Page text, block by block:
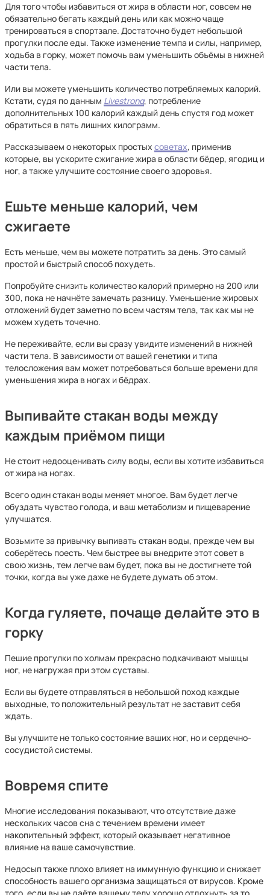
Для того чтобы избавиться от жира в области ног, совсем не
обязательно бегать каждый день или как можно чаще
тренироваться в спортзале. Достаточно будет небольшой
прогулки после еды. Также изменение темпа и силы, например,
ходьба в горку, может помочь вам уменьшить объёмы в нижней
части тела.
Или вы можете уменьшить количество потребляемых калорий.
Кстати, судя по данным Livestrong, потребление
дополнительных 100 калорий каждый день спустя год может
обратиться в пять лишних килограмм.
Рассказываем о некоторых простых советах, применив
которые, вы ускорите сжигание жира в области бёдер, ягодиц и
ног, а также улучшите состояние своего здоровья.
Ешьте меньше калорий, чем
сжигаете
Есть меньше, чем вы можете потратить за день. Это самый
простой и быстрый способ похудеть.
Попробуйте снизить количество калорий примерно на 200 или
300, пока не начнёте замечать разницу. Уменьшение жировых
отложений будет заметно по всем частям тела, так как мы не
можем худеть точечно.
Не переживайте, если вы сразу увидите изменений в нижней
части тела. В зависимости от вашей генетики и типа
телосложения вам может потребоваться больше времени для
уменьшения жира в ногах и бёдрах.
Выпивайте стакан воды между
каждым приёмом пищи
Не стоит недооценивать силу воды, если вы хотите избавиться
от жира на ногах.
Всего один стакан воды меняет многое. Вам будет легче
обуздать чувство голода, и ваш метаболизм и пищеварение
улучшатся.
Возьмите за привычку выпивать стакан воды, прежде чем вы
соберётесь поесть. Чем быстрее вы внедрите этот совет в
свою жизнь, тем легче вам будет, пока вы не достигнете той
точки, когда вы уже даже не будете думать об этом.
Когда гуляете, почаще делайте это в
горку
Пешие прогулки по холмам прекрасно подкачивают мышцы
ног, не нагружая при этом суставы.
Если вы будете отправляться в небольшой поход каждые
выходные, то положительный результат не заставит себя
ждать.
Вы улучшите не только состояние ваших ног, но и сердечно-
сосудистой системы.
Вовремя спите
Многие исследования показывают, что отсутствие даже
нескольких часов сна с течением времени имеет
накопительный эффект, который оказывает негативное
влияние на ваше самочувствие.
Недосып также плохо влияет на иммунную функцию и снижает
способность вашего организма защищаться от вирусов. Кроме